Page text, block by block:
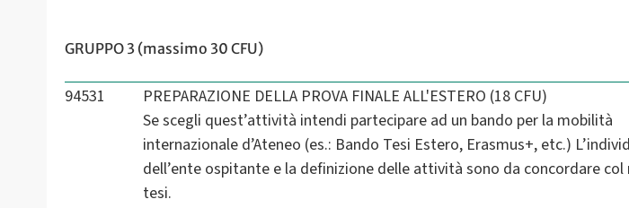
GRUPPO 3 (massimo 30 CFU)
94531
PREPARAZIONE DELLA PROVA FINALE ALL'ESTERO (18 CFU)
Se scegli quest’attività intendi partecipare ad un bando per la mobilità
internazionale d’Ateneo (es.: Bando Tesi Estero, Erasmus+, etc.)
dell’ente ospitante e la definizione delle attività sono da concordare
tesi.